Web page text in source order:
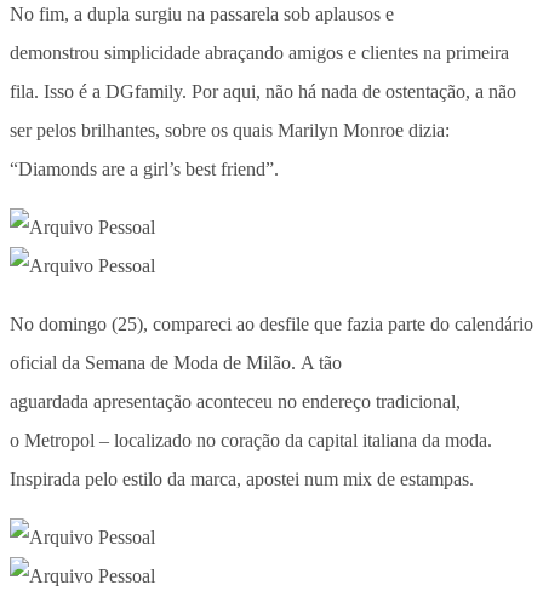
No fim, a dupla surgiu na passarela sob aplausos e
demonstrou simplicidade abraçando amigos e clientes na primeira
fila. Isso é a DGfamily. Por aqui, não há nada de ostentação, a não
ser pelos brilhantes, sobre os quais Marilyn Monroe dizia:
“Diamonds are a girl’s best friend”.
No domingo (25), compareci ao desfile que fazia parte do calendário
oficial da Semana de Moda de Milão. A tão
aguardada apresentação aconteceu no endereço tradicional,
o Metropol – localizado no coração da capital italiana da moda.
Inspirada pelo estilo da marca, apostei num mix de estampas.